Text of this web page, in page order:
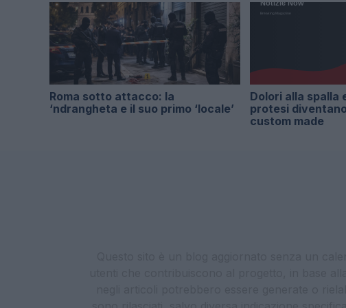
Roma sotto attacco: la
‘ndrangheta e il suo primo ‘locale’
Dolori alla spalla
protesi
custom made